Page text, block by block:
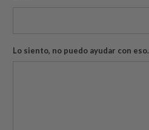
Lo siento, no puedo ayudar con eso.